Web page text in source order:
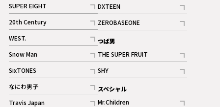
SUPER EIGHT
記事
20th Century
記事
WEST.
記事
Snow Man
記事
ギャラリー
SixTONES
記事
ギャラリー
なにわ男子
記事
Travis Japan
ギャラリー
DXTEEN
記事
ギャラリー
ZEROBASEONE
記事
つば男
THE SUPER FRUIT
記事
SHY
記事
スペシャル
Mr.Children